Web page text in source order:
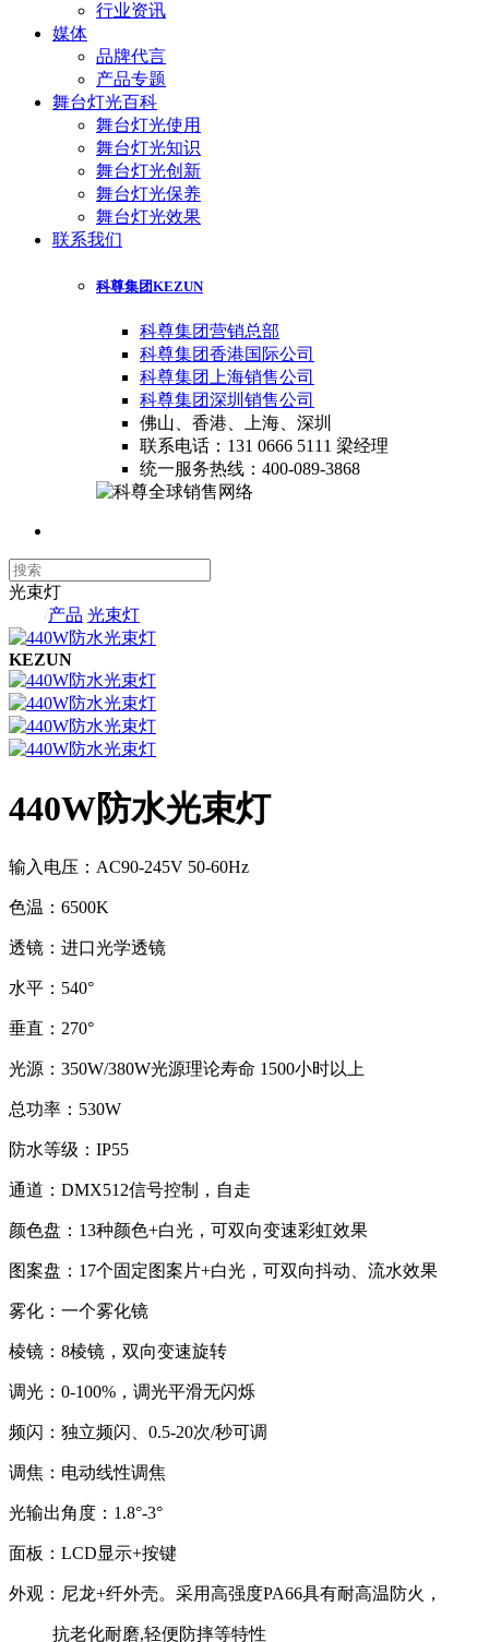
行业资讯
媒体
品牌代言
产品专题
舞台灯光百科
舞台灯光使用
舞台灯光知识
舞台灯光创新
舞台灯光保养
舞台灯光效果
联系我们
科尊集团KEZUN
科尊集团营销总部
科尊集团香港国际公司
科尊集团上海销售公司
科尊集团深圳销售公司
佛山、香港、上海、深圳
联系电话：131 0666 5111 梁经理
统一服务热线：400-089-3868
光束灯
/产品 光束灯
KEZUN
440W防水光束灯
输入电压：AC90-245V 50-60Hz
色温：6500K
透镜：进口光学透镜
水平：540°
垂直：270°
光源：350W/380W光源理论寿命 1500小时以上
总功率：530W
防水等级：IP55
通道：DMX512信号控制，自走
颜色盘：13种颜色+白光，可双向变速彩虹效果
图案盘：17个固定图案片+白光，可双向抖动、流水效果
雾化：一个雾化镜
棱镜：8棱镜，双向变速旋转
调光：0-100%，调光平滑无闪烁
频闪：独立频闪、0.5-20次/秒可调
调焦：电动线性调焦
光输出角度：1.8°-3°
面板：LCD显示+按键
外观：尼龙+纤外壳。采用高强度PA66具有耐高温防火，
抗老化耐磨,轻便防摔等特性